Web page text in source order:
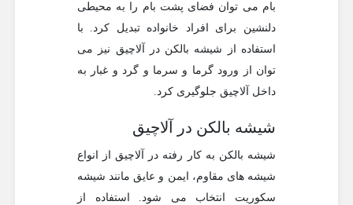
بام می توان فضای پشت بام را به محیطی
دلنشین برای افراد خانواده تبدیل کرد. با
استفاده از شیشه بالکن در آلاچیق نیز می
توان از ورود گرما و سرما و گرد و غبار به
داخل آلاچیق جلوگیری کرد.
شیشه بالکن در آلاچیق
شیشه بالکن به کار رفته در آلاچیق از انواع
شیشه های مقاوم، ایمن و عایق مانند شیشه
سکوریت انتخاب می شود. استفاده از